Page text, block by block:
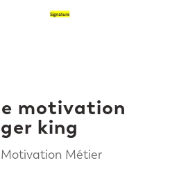
motivation
king
Métier